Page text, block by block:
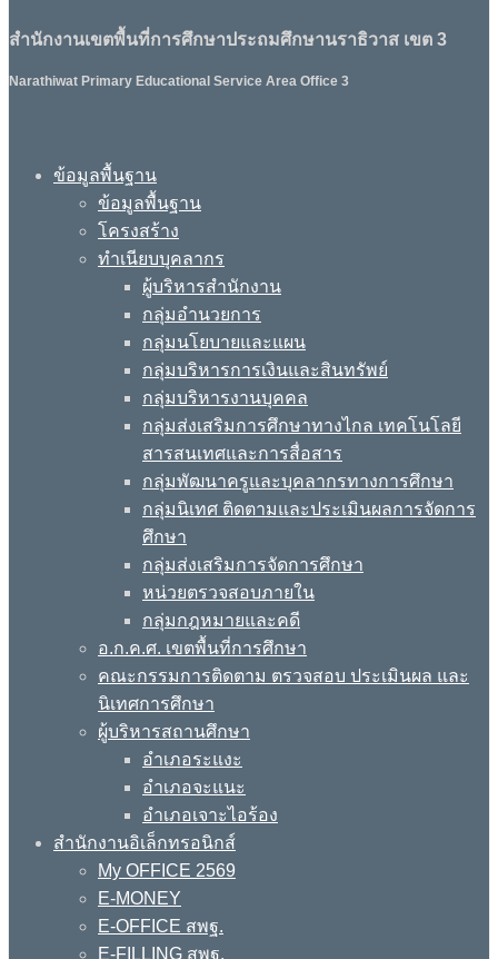
สำนักงานเขตพื้นที่การศึกษาประถมศึกษานราธิวาส เขต 3
Narathiwat Primary Educational Service Area Office 3
ข้อมูลพื้นฐาน
ข้อมูลพื้นฐาน
โครงสร้าง
ทำเนียบบุคลากร
ผู้บริหารสำนักงาน
กลุ่มอำนวยการ
กลุ่มนโยบายและแผน
กลุ่มบริหารการเงินและสินทรัพย์
กลุ่มบริหารงานบุคคล
กลุ่มส่งเสริมการศึกษาทางไกล เทคโนโลยี
สารสนเทศและการสื่อสาร
กลุ่มพัฒนาครูและบุคลากรทางการศึกษา
กลุ่มนิเทศ ติดตามและประเมินผลการจัดการ
ศึกษา
กลุ่มส่งเสริมการจัดการศึกษา
หน่วยตรวจสอบภายใน
กลุ่มกฎหมายและคดี
อ.ก.ค.ศ. เขตพื้นที่การศึกษา
คณะกรรมการติดตาม ตรวจสอบ ประเมินผล และ
นิเทศการศึกษา
ผู้บริหารสถานศึกษา
อำเภอระแงะ
อำเภอจะแนะ
อำเภอเจาะไอร้อง
สำนักงานอิเล็กทรอนิกส์
My OFFICE 2569
E-MONEY
E-OFFICE สพฐ.
E-FILLING สพฐ.